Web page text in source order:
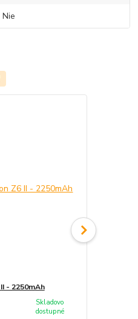
Nie
- 2250mAh
Skladovo
dostupné